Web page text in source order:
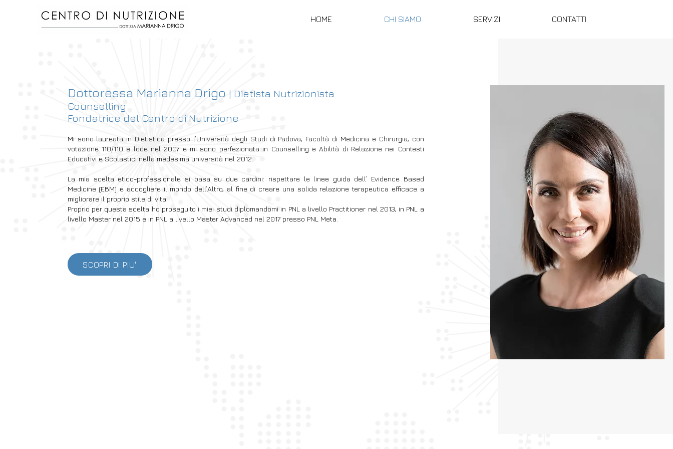
HOME CHI SIAMO SERVIZI CONTATTI
Dottoressa Marianna Drigo | Dietista Nutrizionista
Counselling
Fondatrice del Centro di Nutrizione
Mi sono laureata in Dietistica presso l’Università degli Studi di Padova, Facoltà di Medicina e Chirurgia, con
votazione 110/110 e lode nel 2007 e mi sono perfezionata in Counselling e Abilità di Relazione nei Contesti
Educativi e Scolastici nella medesima università nel 2012.
La mia scelta etico-professionale si basa su due cardini: rispettare le linee guida dell’ Evidence Based
Medicine (EBM) e accogliere il mondo dell’Altro, al fine di creare una solida relazione terapeutica efficace a
migliorare il proprio stile di vita.
Proprio per questa scelta ho proseguito i miei studi diplomandomi in PNL a livello Practitioner nel 2013, in PNL a
livello Master nel 2015 e in PNL a livello Master Advanced nel 2017 presso PNL Meta.
SCOPRI DI PIU'